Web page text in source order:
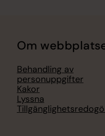
Om
Behandling av
personuppgifter
Kakor
Lyssna